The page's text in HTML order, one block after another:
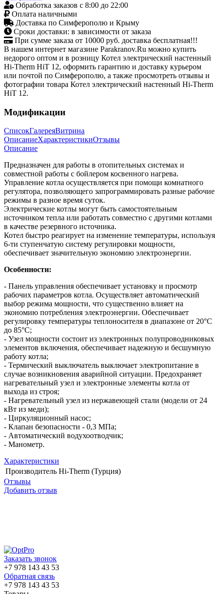
Обработка заказов с 8:00 до 22:00
Оплата наличными
Доставка по Симферополю и Крыму
Сроки доставки: в зависимости от заказа
При сумме заказа от 10000 руб. доставка бесплатная!!!
В нашем интернет магазине Parakranov.Ru можно купить
недорого оптом и в розницу Котел электрический настенный
Hi-Therm HiT 12, оформить гарантию и доставку курьером
или почтой по Симферополю, а также просмотреть отзывы и
фотографии товара Котел электрический настенный Hi-Therm
HiT 12.
Модификации
СписокГалереяВитрина
ОписаниеХарактеристикиОтзывы
Описание
Предназначен для работы в отопительных системах и
совместной работы с бойлером косвенного нагрева.
Управление котла осуществляется при помощи комнатного
регулятора, позволяющего запрограммировать разные рабочие
режимы в разное время суток.
Электрические котлы могут быть самостоятельным
источником тепла или работать совместно с другими котлами
в качестве резервного источника.
Котел быстро реагирует на изменение температуры, используя
6-ти ступенчатую систему регулировки мощности,
обеспечивает значительную экономию электроэнергии.
Особенности:
- Панель управления обеспечивает установку и просмотр
рабочих параметров котла. Осуществляет автоматический
выбор режима мощности, что существенно влияет на
экономию потребления электроэнергии. Обеспечивает
регулировку температуры теплоносителя в диапазоне от 20°C
до 85°C;
- Узел мощности состоит из электронных полупроводниковых
элементов включения, обеспечивает надежную и бесшумную
работу котла;
- Термический выключатель выключает электропитание в
случае возникновения аварийной ситуации. Предохраняет
нагревательный узел и электронные элементы котла от
выхода из строя;
- Нагревательный узел из нержавеющей стали (модели от 24
кВт из меди);
- Циркуляционный насос;
- Клапан безопасности - 0,3 МПа;
- Автоматический водухоотводчик;
- Манометр.
Характеристики
Производитель Hi-Therm (Турция)
Отзывы
Добавить отзыв
Заказать звонок
+7 978 143 43 53
Обратная связь
+7 978 143 43 53